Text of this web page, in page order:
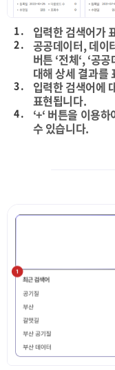
1 . 입력한 검색어가
2 .
공공데이터, 데이
버튼 ‘전체‘, ‘공
대해 상세 결과를
3 .
입력한 검색어에
표현됩니다.
4 .
‘+‘ 버튼을 이용
수 있습니다.